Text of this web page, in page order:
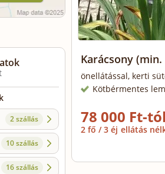
2 szállás
10 szállás
16 szállás
Karácsony (min.
önellátással, kerti
Kötbérmentes
78 000 Ft-tól
2 fő / 3 éj ellátás